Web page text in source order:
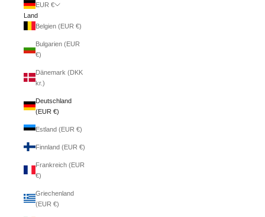
EUR €
Land
Belgien (EUR €)
Bulgarien (EUR
€)
Dänemark (DKK
kr.)
Deutschland
(EUR €)
Estland (EUR €)
Finnland (EUR €)
Frankreich (EUR
€)
Griechenland
(EUR €)